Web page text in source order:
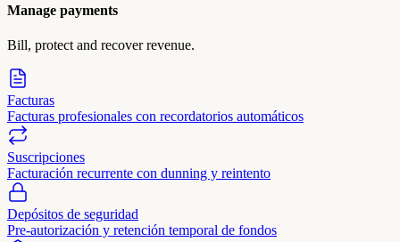
Manage payments
Bill, protect and recover revenue.
Facturas
Facturas profesionales con recordatorios automáticos
Suscripciones
Facturación recurrente con dunning y reintento
Depósitos de seguridad
Pre-autorización y retención temporal de fondos